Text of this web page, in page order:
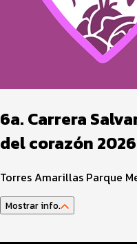
6a. Carrera
del corazón 2026
Torres Amarillas Parque
Mostrar info.